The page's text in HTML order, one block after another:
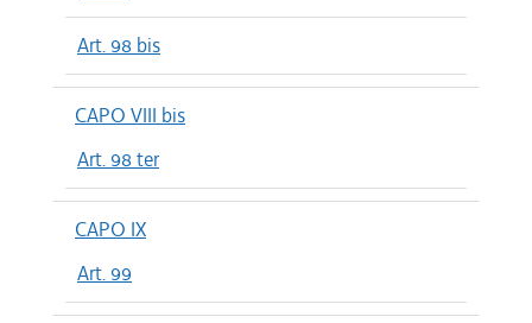
Art. 98 bis
CAPO VIII bis
Art. 98 ter
CAPO IX
Art. 99